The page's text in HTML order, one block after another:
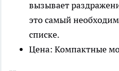
вызывает
это самый
списке.
Цена: Компактные